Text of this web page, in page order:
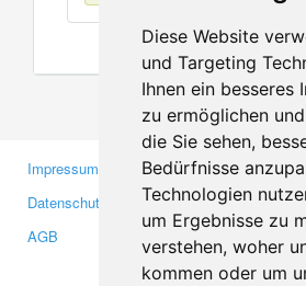
Diese Website
und Targeting
Ihnen ein besseres
zu ermöglichen
die Sie sehen,
Bedürfnisse
Technologien
um Ergebnisse zu
verstehen, woher
kommen oder um
Impressum
Datenschutzerklärung
AGB